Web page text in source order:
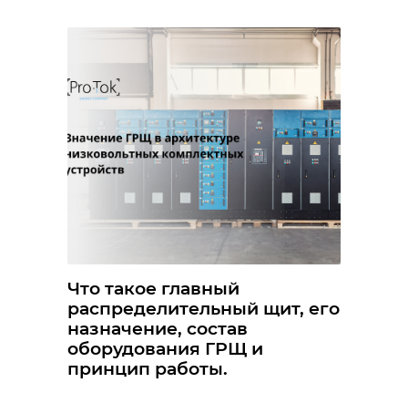
Что такое главный
распределительный щит, его
назначение, состав
оборудования ГРЩ и
принцип работы.